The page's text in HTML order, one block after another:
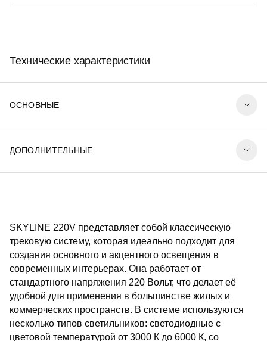
Технические характеристики
ОСНОВНЫЕ
ДОПОЛНИТЕЛЬНЫЕ
SKYLINE 220V представляет собой классическую
трековую систему, которая идеально подходит для
создания основного и акцентного освещения в
современных интерьерах. Она работает от
стандартного напряжения 220 Вольт, что делает её
удобной для применения в большинстве жилых и
коммерческих пространств. В системе используются
несколько типов светильников: светодиодные с
цветовой температурой от 3000 К до 6000 К, со